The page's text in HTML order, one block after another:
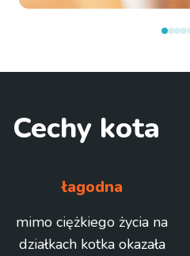
Cechy kota
łagodna
mimo ciężkiego życia na
działkach kotka okazała